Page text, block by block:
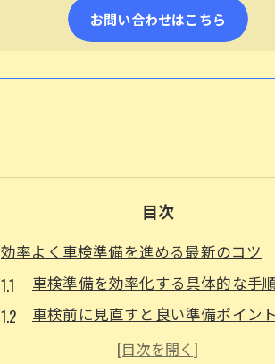
お問い合わせはこちら
目次
効率よく車検準備を進める最新のコツ
車検準備を効率化する具体的な手
車検前に見直すと良い準備ポイン
スムーズな車検進行のための下準備